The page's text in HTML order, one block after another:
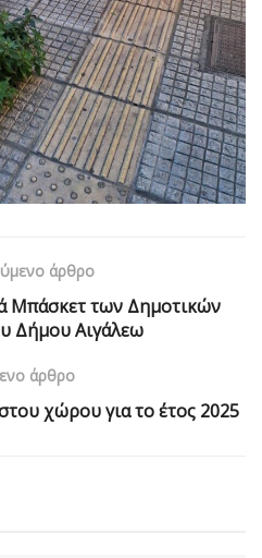
άρθρο
Μπάσκετ των Δημοτικών
Δήμου Αιγάλεω
άρθρο
χώρου για το έτος 2025